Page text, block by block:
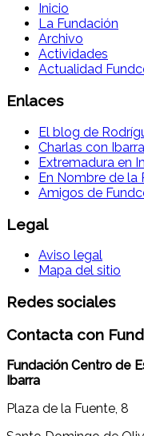
Inicio
La Fundación
Archivo
Actividades
Actualidad
Enlaces
El blog de
Charlas con Ibarra
Extremadura en
En Nombre de la
Amigos de
Legal
Aviso legal
Mapa del sitio
Redes sociales
Contacta con
Fundación Centro de
Ibarra
Plaza de la Fuente, 8